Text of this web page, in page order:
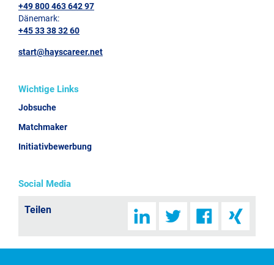
+49 800 463 642 97
Dänemark:
+45 33 38 32 60
start@hayscareer.net
Wichtige Links
Jobsuche
Matchmaker
Initiativbewerbung
Social Media
Teilen